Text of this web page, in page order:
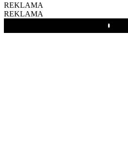
REKLAMA
REKLAMA
Play